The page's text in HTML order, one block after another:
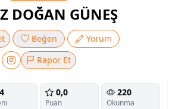
DOĞAN GÜNEŞ
Beğen
Yorum
Rapor Et
0,0
Puan
220
Okunma